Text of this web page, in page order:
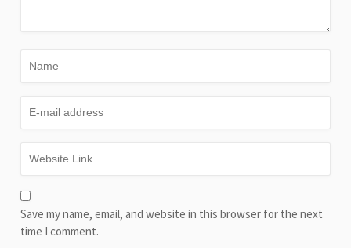
Save my name, email, and website in this browser for the next
time I comment.